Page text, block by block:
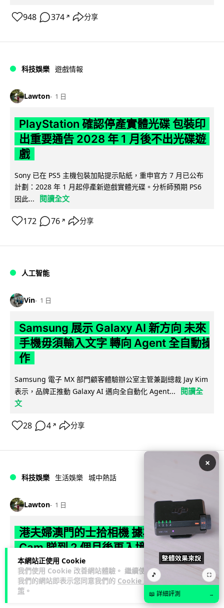
本網站正使用 Cookie
我們使用 Cookie 改善網站體驗。 繼續使用
我們的網站即表示您同意我們的 Cookie 政
策 。
948 374 ↗ 分享
科技娛樂 遊戲情報
Lawton 1 日
PlayStation 確認停產實體光碟 包裝印
出重要通告 2028 年 1 月後不出光碟遊
戲
Sony 已在 PS5 主機包裝加貼提示貼紙，重申官方 7 月已公布
計劃：2028 年 1 月起停產新遊戲實體光碟。分析師預期 PS6
因此...
閱讀全文
172 76 ↗ 分享
人工智能
Vin 1 日
Samsung 展示 Galaxy AI 新方向 未來
手機毋須輸入文字 轉向 Agent 全自動操
作
Samsung 電子 MX 部門顧客體驗辦公室主管兼副總裁 Jay Kim
表示，品牌正推動 Galaxy AI 邁向全自動化 Agent...
閱讀全
文
28 4 ↗ 分享
科技娛樂 生活娛樂 城中熱話
Lawton 1 日
港夫婦澳門的士拾相機 據為己有被的士
Cam 睇到 2 個月後再入境被捕
一對香港夫婦今年 5 月遊澳門乘的士拾獲他人遺留相機及電
池，拾遺不報並帶返香港自用。兩人本月 2 日經港珠澳大橋再
次入境澳門時，被治安警察局...
×
🎵 ⛶
📖 詳細評測 →